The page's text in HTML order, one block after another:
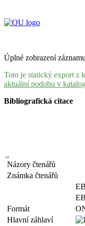
Úplné zobrazení záznamu
Toto je statický export z
aktuální podobu v
Bibliografická citace
Názory čtenářů
Známka čtenářů
EB
EB
Formát
Hlavní záhlaví